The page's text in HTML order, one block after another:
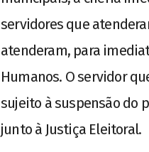
servidores que
atenderam, para
Humanos. O servidor
sujeito à suspensão do
junto à Justiça Eleitoral.